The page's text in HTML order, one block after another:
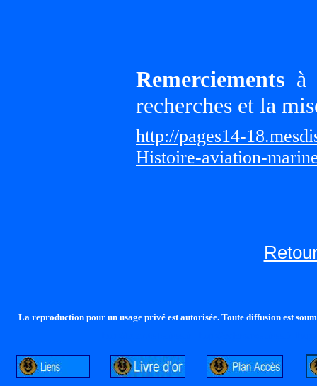
Remerciements à
recherches et la
http://pages14-
Histoire-aviation-
La reproduction pour un usage privé est autorisée. Toute diffusion est